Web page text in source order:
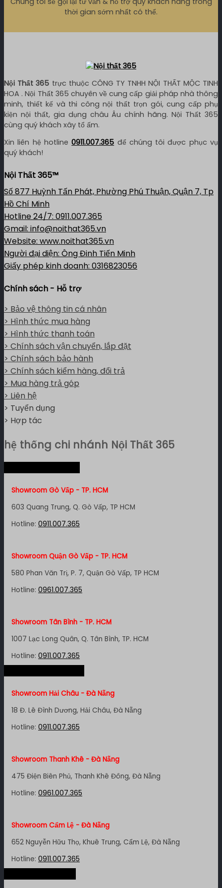
thời gian sớm nhất có thể.
Nội Thất 365 trực thuộc CÔNG TY TNHH NỘI THẤT MỘC TINH
HOA . Nội Thất 365 chuyên về cung cấp giải pháp nhà thông
minh, thiết kế và thi công nội thất trọn gói, cung cấp phụ
kiện nội thất, gia dụng châu Âu chính hãng. Nội Thất 365
cùng quý khách xây tổ ấm.
Xin liên hệ hotline0911.007.365 để chúng tôi được phục vụ
quý khách!
Nội Thất 365™
Số 877 Huỳnh Tấn Phát, Phường Phú Thuận, Quận 7, Tp
Hồ Chí Minh
Hotline 24/7: 0911.007.365
Gmail: info@noithat365.vn
Website: www.noithat365.vn
Người đại diện: Ông Đinh Tiến Minh
Giấy phép kinh doanh: 0316823056
Chính sách - Hỗ trợ
> Bảo vệ thông tin cá nhân
> Hình thức mua hàng
> Hình thức thanh toán
> Chính sách vận chuyển, lắp đặt
> Chính sách bảo hành
> Chính sách kiểm hàng, đổi trả
> Mua hàng trả góp
> Liên hệ
> Tuyển dụng
> Hợp tác
hệ thống chi nhánh Nội Thất 365
Showroom Gò Vấp - TP. HCM
603 Quang Trung, Q. Gò Vấp, TP HCM
Hotline: 0911.007.365
Showroom Quận Gò Vấp - TP. HCM
580 Phan Văn Trị, P. 7, Quận Gò Vấp, TP HCM
Hotline: 0961.007.365
Showroom Tân Bình - TP. HCM
1007 Lạc Long Quân, Q. Tân Bình, TP. HCM
Hotline: 0911.007.365
Showroom Quận 4 - TP. HCM
Showroom Quận 11 - TP. HCM
Showroom Quận 7 - TP. HCM
1448 Huỳnh Tấn Phát, Phú Thuận, Quận 7, TP HCM
Showroom Hải Châu - Đà Nẵng
18 Đ. Lê Đình Dương, Hải Châu, Đà Nẵng
Hotline: 0911.007.365
Showroom Thanh Khê - Đà Nẵng
475 Điện Biên Phủ, Thanh Khê Đông, Đà Nẵng
Hotline: 0961.007.365
Showroom Cẩm Lệ - Đà Nẵng
652 Nguyễn Hữu Thọ, Khuê Trung, Cẩm Lệ, Đà Nẵng
Hotline: 0911.007.365